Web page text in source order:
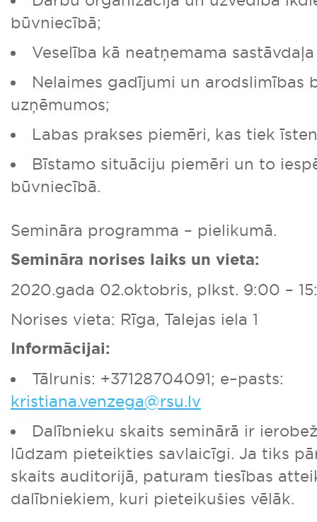
būvniecībā;
Veselība kā neatņemama
Nelaimes gadījumi un arodslimības
uzņēmumos;
Labas prakses piemēri, kas tiek
Bīstamo situāciju piemēri un to
būvniecībā.
Semināra programma – pielikumā.
Semināra norises laiks un vieta:
2020.gada 02.oktobris, plkst. 9:00 –
Norises vieta: Rīga, Talejas iela 1
Informācijai:
Tālrunis: +37128704091; e–pasts:
kristiana.venzega@rsu.lv
Dalībnieku skaits seminārā ir
lūdzam pieteikties savlaicīgi. Ja tiks
skaits auditorijā, paturam tiesības
dalībniekiem, kuri pieteikušies vēlāk.